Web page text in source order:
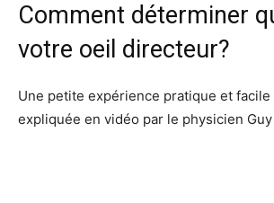
Comment déterminer
votre oeil directeur?
Une petite expérience pratique et facile
expliquée en vidéo par le physicien Guy